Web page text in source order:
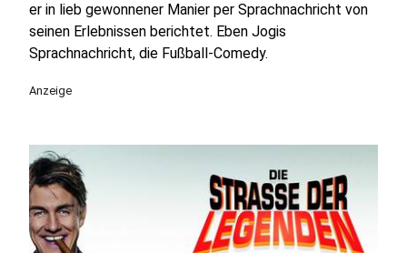
er in lieb gewonnener Manier per Sprachnachricht von
seinen Erlebnissen berichtet. Eben Jogis
Sprachnachricht, die Fußball-Comedy.
Anzeige